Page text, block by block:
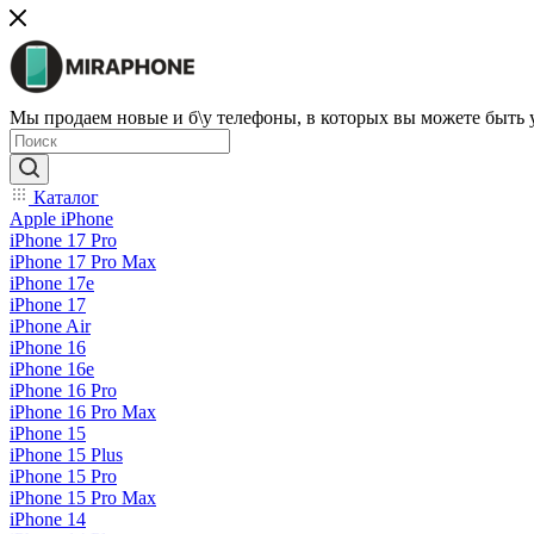
Мы продаем новые и б\у телефоны, в которых вы можете быть
Каталог
Apple iPhone
iPhone 17 Pro
iPhone 17 Pro Max
iPhone 17e
iPhone 17
iPhone Air
iPhone 16
iPhone 16e
iPhone 16 Pro
iPhone 16 Pro Max
iPhone 15
iPhone 15 Plus
iPhone 15 Pro
iPhone 15 Pro Max
iPhone 14